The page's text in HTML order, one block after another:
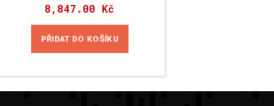
8,847.00 Kč
PŘIDAT DO KOŠÍKU